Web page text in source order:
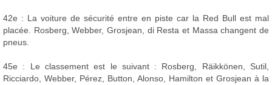
42e : La voiture de sécurité entre en piste car la Red Bull est mal
placée. Rosberg, Webber, Grosjean, di Resta et Massa changent de
pneus.
45e : Le classement est le suivant : Rosberg, Räikkönen, Sutil,
Ricciardo, Webber, Pérez, Button, Alonso, Hamilton et Grosjean à la